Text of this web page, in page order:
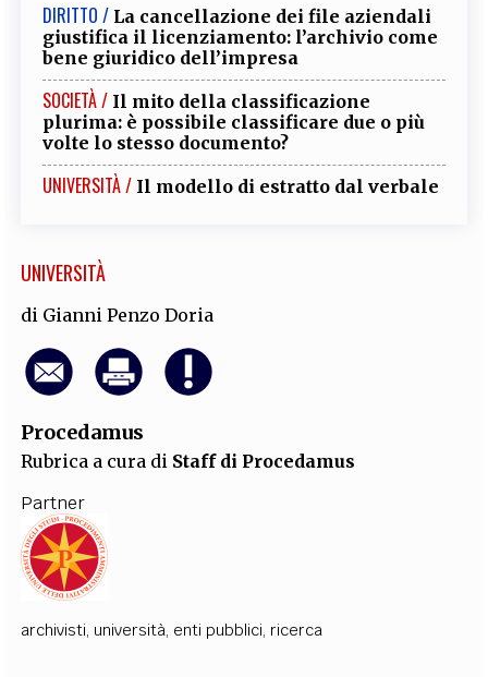
DIRITTO / La cancellazione dei file aziendali
giustifica il licenziamento: l’archivio come
bene giuridico dell’impresa
SOCIETÀ / Il mito della classificazione
plurima: è possibile classificare due o più
volte lo stesso documento?
UNIVERSITÀ / Il modello di estratto dal verbale
UNIVERSITÀ
di Gianni Penzo Doria
Procedamus
Rubrica a cura di Staff di Procedamus
Partner
archivisti, università, enti pubblici, ricerca